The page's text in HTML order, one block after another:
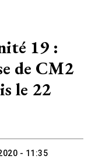
19 :
de CM2
le 22
- 11:35